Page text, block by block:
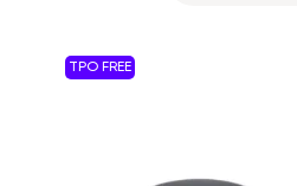
TPO FREE